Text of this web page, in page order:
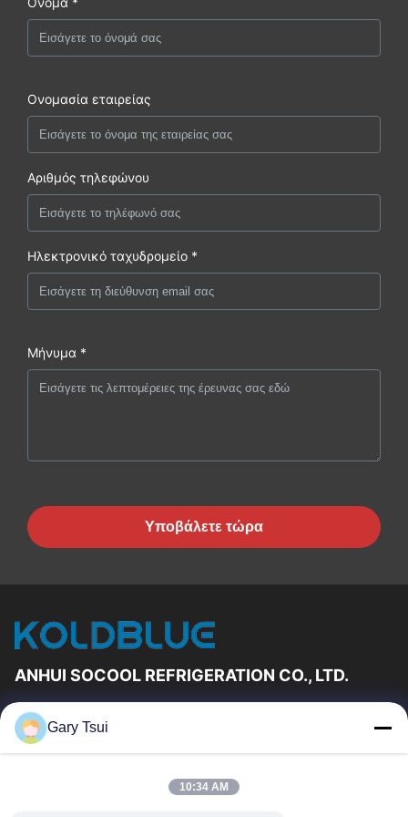
Ονομασία εταιρείας
Αριθμός τηλεφώνου
Ηλεκτρονικό ταχυδρομείο *
Μήνυμα *
Υποβάλετε τώρα
ANHUI SOCOOL REFRIGERATION CO., LTD.
Γρήγορες Συνδέσεις
Σπίτι
Περίπου Εμείς
Gary Tsui
10:34 AM